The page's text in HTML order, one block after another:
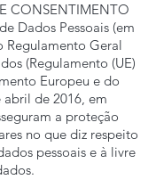
CONSENTIMENTO
Dados Pessoais (em
Regulamento Geral
(Regulamento (UE)
Europeu e do
de 2016, em
a proteção
no que diz respeito
pessoais e à livre